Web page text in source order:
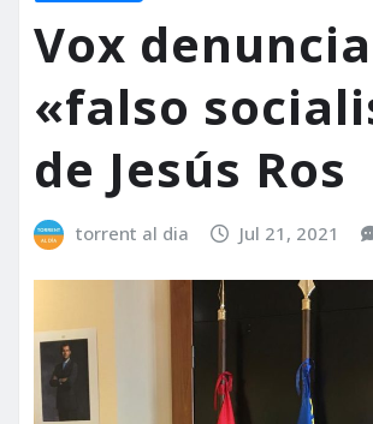
Vox
«falso
de Jesús Ros
torrent al dia Jul 21, 2021